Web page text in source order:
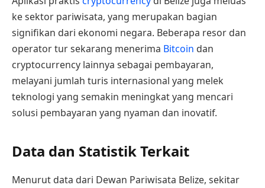
ke sektor pariwisata, yang merupakan bagian
signifikan dari ekonomi negara. Beberapa resor dan
operator tur sekarang menerima Bitcoin dan
cryptocurrency lainnya sebagai pembayaran,
melayani jumlah turis internasional yang melek
teknologi yang semakin meningkat yang mencari
solusi pembayaran yang nyaman dan inovatif.
Data dan Statistik Terkait
Menurut data dari Dewan Pariwisata Belize, sekitar